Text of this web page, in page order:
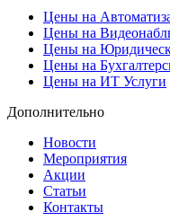
Цены на
Цены на
Цены на
Цены на
Цены на ИТ Услуги
Дополнительно
Новости
Мероприятия
Акции
Статьи
Контакты